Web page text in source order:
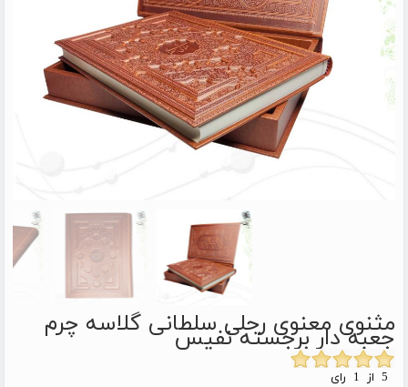
مثنوی معنوی رحلی سلطانی گلاسه چرم
جعبه دار برجسته نفیس